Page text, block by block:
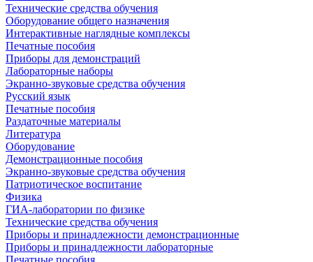
Технические средства обучения
Оборудование общего назначения
Интерактивные наглядные комплексы
Печатные пособия
Приборы для демонстраций
Лабораторные наборы
Экранно-звуковые средства обучения
Русский язык
Печатные пособия
Раздаточные материалы
Литература
Оборудование
Демонстрационные пособия
Экранно-звуковые средства обучения
Патриотическое воспитание
Физика
ГИА-лаборатории по физике
Технические средства обучения
Приборы и принадлежности демонстрационные
Приборы и принадлежности лабораторные
Печатные пособия